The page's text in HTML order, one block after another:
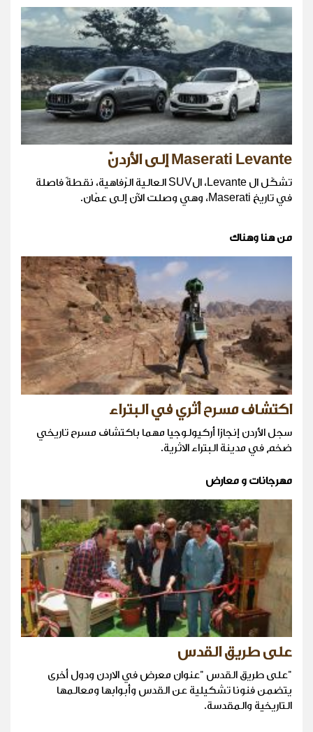
Maserati Levante إلى الأردنّ
تشكّل ال Levante، الSUV العالية الرّفاهية، نقطةً فاصلة
في تاريخ Maserati، وهي وصلت الآن إلى عمّان.
من هنا وهناك
اكتشاف مسرح أثري في البتراء
سجل الأردن إنجازا أركيولوجيا مهما باكتشاف مسرح تاريخي
ضخم في مدينة البتراء الاثرية.
مهرجانات و معارض
على طريق القدس
"على طريق القدس "عنوان معرض في الاردن ودول أخرى
يتضمن فنونا تشكيلية عن القدس وأبوابها ومعالمها
التاريخية والمقدسة.